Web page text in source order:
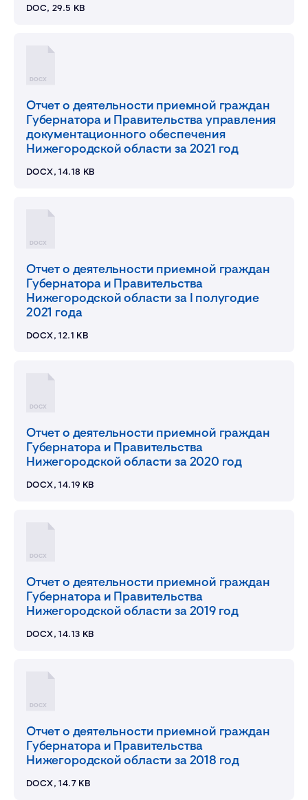
DOC, 29.5 KB
DOCX
Отчет о деятельности приемной граждан
Губернатора и Правительства управления
документационного обеспечения
Нижегородской области за 2021 год
DOCX, 14.18 KB
DOCX
Отчет о деятельности приемной граждан
Губернатора и Правительства
Нижегородской области за I полугодие
2021 года
DOCX, 12.1 KB
DOCX
Отчет о деятельности приемной граждан
Губернатора и Правительства
Нижегородской области за 2020 год
DOCX, 14.19 KB
DOCX
Отчет о деятельности приемной граждан
Губернатора и Правительства
Нижегородской области за 2019 год
DOCX, 14.13 KB
DOCX
Отчет о деятельности приемной граждан
Губернатора и Правительства
Нижегородской области за 2018 год
DOCX, 14.7 KB